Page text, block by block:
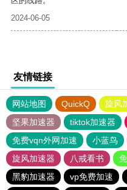
2024-06-05
友情链接
网站地图 QuickQ 旋风
坚果加速器
tiktok加速器
免费vqn外网加速
小蓝鸟
旋风加速器
八戒看书
黑豹加速器
vp免费加速